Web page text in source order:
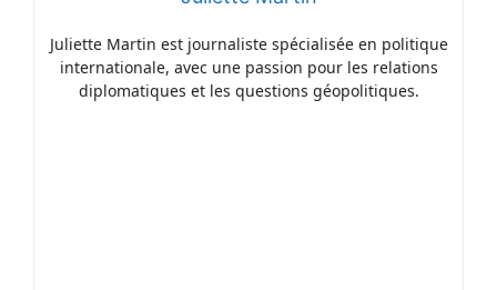
Juliette Martin est journaliste spécialisée en politique
internationale, avec une passion pour les relations
diplomatiques et les questions géopolitiques.